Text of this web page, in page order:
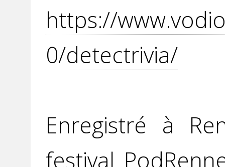
https://
0/detectrivia/
Enregistré à
festival